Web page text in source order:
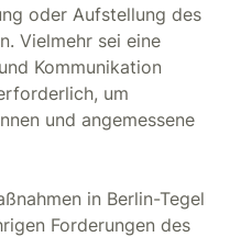
oder Aufstellung des
Vielmehr sei eine
Kommunikation
um
und angemessene
in Berlin-Tegel
Forderungen des